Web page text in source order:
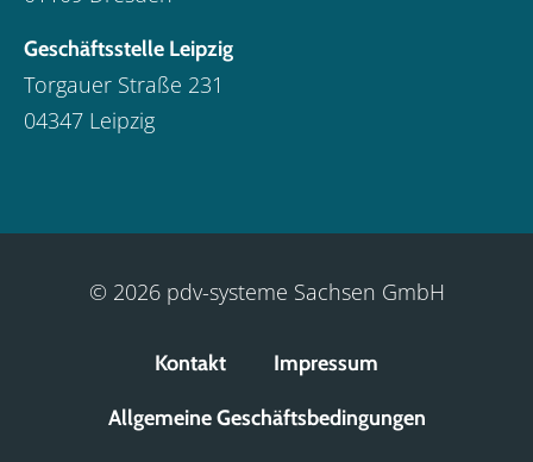
Geschäftsstelle Leipzig
Torgauer Straße 231
04347 Leipzig
© 2026 pdv-systeme Sachsen GmbH
Kontakt Impressum
Allgemeine Geschäftsbedingungen